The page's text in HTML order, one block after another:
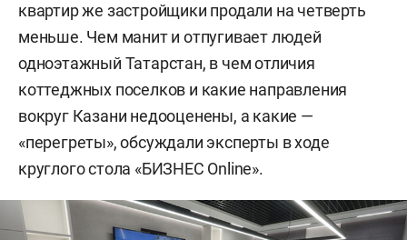
квартир же застройщики продали на четверть
меньше. Чем манит и отпугивает людей
одноэтажный Татарстан, в чем отличия
коттеджных поселков и какие направления
вокруг Казани недооценены, а какие —
«перегреты», обсуждали эксперты в ходе
круглого стола «БИЗНЕС Online».